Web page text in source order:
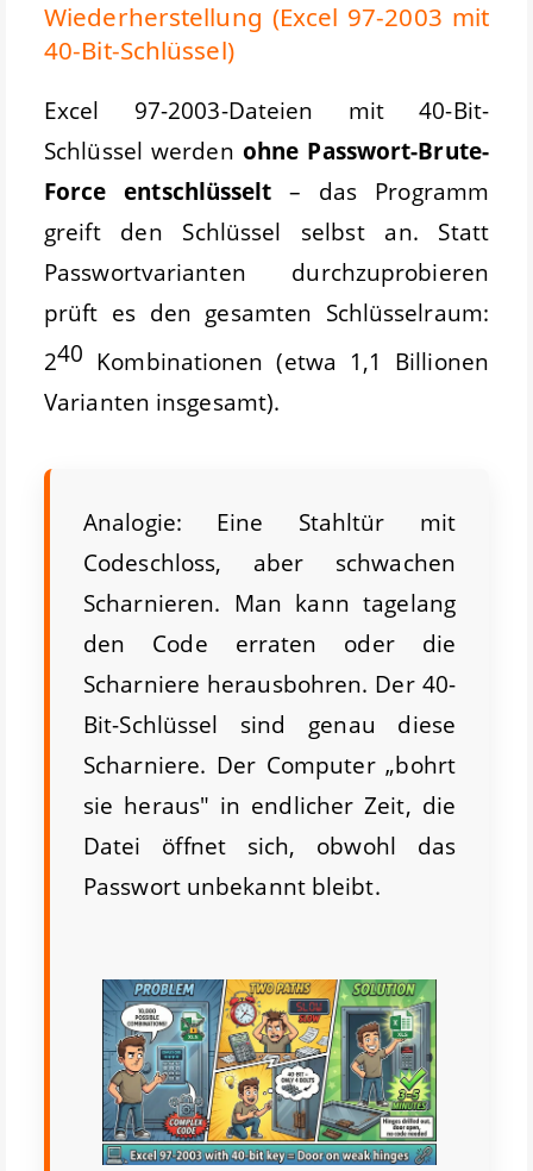
Wiederherstellung (Excel 97-2003 mit
40-Bit-Schlüssel)
Excel 97-2003-Dateien mit 40-Bit-
Schlüssel werden ohne Passwort-Brute-
Force entschlüsselt – das Programm
greift den Schlüssel selbst an. Statt
Passwortvarianten durchzuprobieren
prüft es den gesamten Schlüsselraum:
240 Kombinationen (etwa 1,1 Billionen
Varianten insgesamt).
Analogie: Eine Stahltür mit
Codeschloss, aber schwachen
Scharnieren. Man kann tagelang
den Code erraten oder die
Scharniere herausbohren. Der 40-
Bit-Schlüssel sind genau diese
Scharniere. Der Computer „bohrt
sie heraus" in endlicher Zeit, die
Datei öffnet sich, obwohl das
Passwort unbekannt bleibt.